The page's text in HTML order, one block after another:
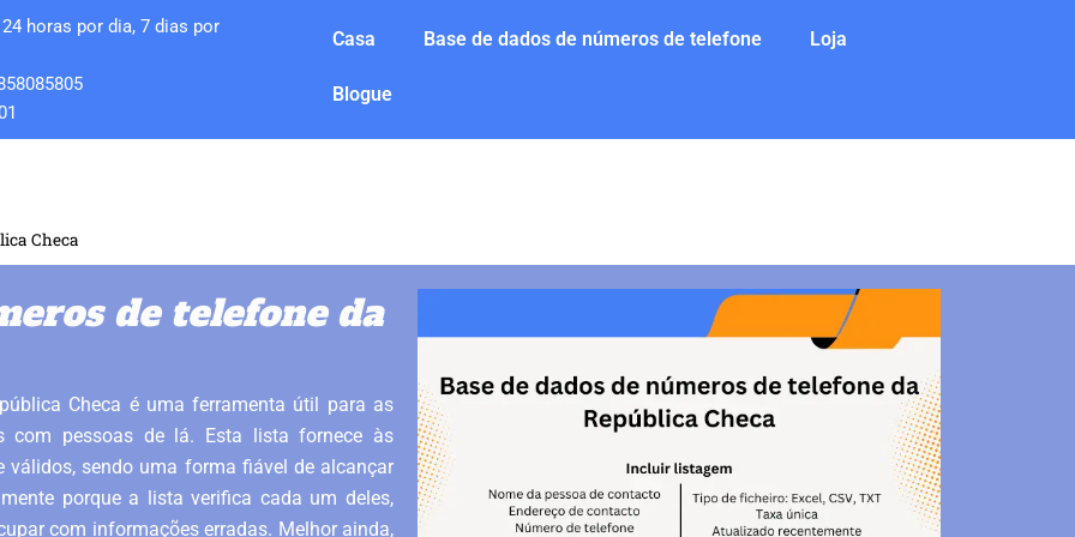
horas por dia, 7 dias por
Casa Base de dados de números de telefone Loja
Blogue
Checa
de telefone da
Checa é uma ferramenta útil para as
com pessoas de lá. Esta lista fornece às
válidos, sendo uma forma fiável de alcançar
porque a lista verifica cada um deles,
com informações erradas. Melhor ainda,